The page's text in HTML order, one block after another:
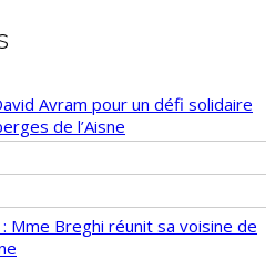
Avram pour un défi solidaire
de l’Aisne
Mme Breghi réunit sa voisine de